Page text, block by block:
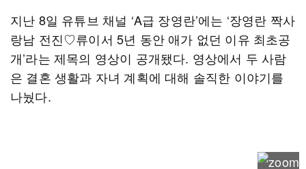
지난 8일 유튜브 채널 ‘A급 장영란’에는 ‘장영란 짝사
랑남 전진♡류이서 5년 동안 애가 없던 이유 최초공
개’라는 제목의 영상이 공개됐다. 영상에서 두 사람
은 결혼 생활과 자녀 계획에 대해 솔직한 이야기를
나눴다.